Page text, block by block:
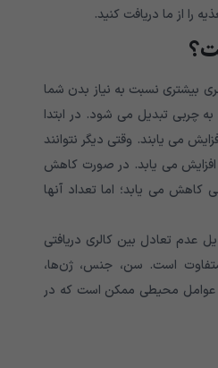
را از ما دریافت کنید.
بیشتری نسبت به نیاز بدن شما
به چربی تبدیل می شود. در ابتدا
می یابند. وقتی دیگر نتوانند
افزایش می یابد. در صورت کاهش
کاهش می یابد؛ اما تعداد آنها
عدم تعادل بین کالری دریافتی
متفاوت است. سن، جنس، ژن‌ها،
محیطی ممکن است که در